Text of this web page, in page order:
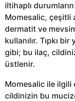
iltihaplı
Momesalic, çeşitli
dermatit ve
kullanılır. Tıpkı
gibi; bu ilaç,
üstlenir.
Momesalic ile
cildinizin bu